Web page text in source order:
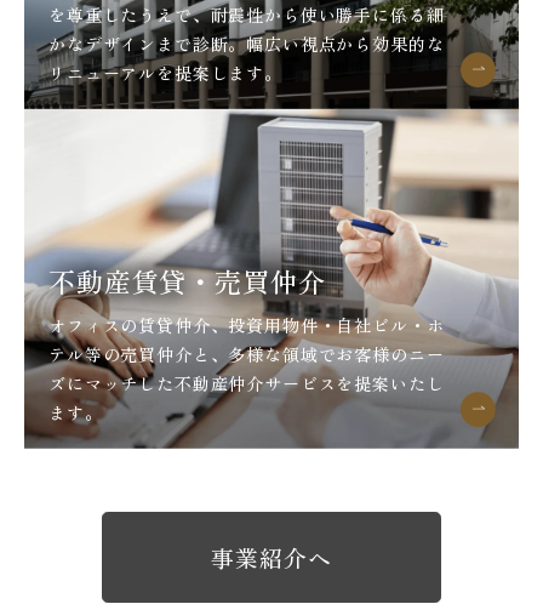
を尊重したうえで、耐震性から使い勝手に係る細
かなデザインまで診断。幅広い視点から効果的な
リニューアルを提案します。
不動産賃貸・売買仲介
オフィスの賃貸仲介、投資用物件・自社ビル・ホ
テル等の売買仲介と、多様な領域でお客様のニー
ズにマッチした不動産仲介サービスを提案いたし
ます。
事業紹介へ